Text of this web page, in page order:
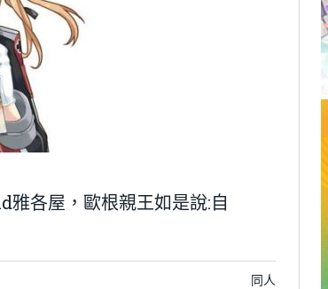
各屋，歐根親王如是說:自
同人